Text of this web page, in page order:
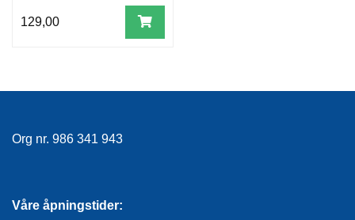
129,00
Org nr. 986 341 943
Våre åpningstider: